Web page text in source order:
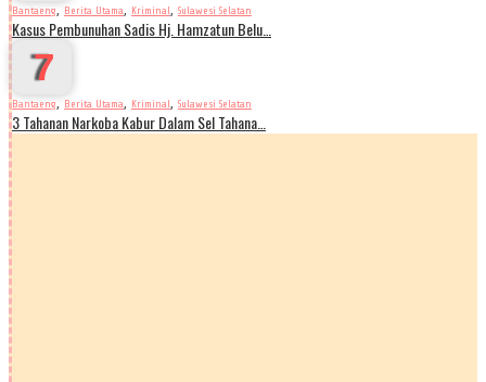
Bantaeng, Berita Utama, Kriminal, Sulawesi Selatan
Kasus Pembunuhan Sadis Hj. Hamzatun Belu…
7
Bantaeng, Berita Utama, Kriminal, Sulawesi Selatan
3 Tahanan Narkoba Kabur Dalam Sel Tahana…